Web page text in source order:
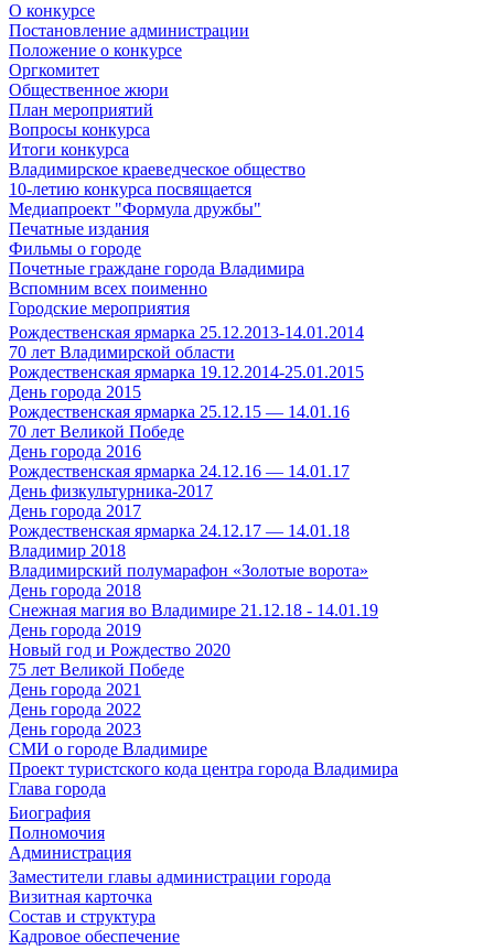
О конкурсе
Постановление администрации
Положение о конкурсе
Оргкомитет
Общественное жюри
План мероприятий
Вопросы конкурса
Итоги конкурса
Владимирское краеведческое общество
10-летию конкурса посвящается
Медиапроект "Формула дружбы"
Печатные издания
Фильмы о городе
Почетные граждане города Владимира
Вспомним всех поименно
Городские мероприятия
Рождественская ярмарка 25.12.2013-14.01.2014
70 лет Владимирской области
Рождественская ярмарка 19.12.2014-25.01.2015
День города 2015
Рождественская ярмарка 25.12.15 — 14.01.16
70 лет Великой Победе
День города 2016
Рождественская ярмарка 24.12.16 — 14.01.17
День физкультурника-2017
День города 2017
Рождественская ярмарка 24.12.17 — 14.01.18
Владимир 2018
Владимирский полумарафон «Золотые ворота»
День города 2018
Снежная магия во Владимире 21.12.18 - 14.01.19
День города 2019
Новый год и Рождество 2020
75 лет Великой Победе
День города 2021
День города 2022
День города 2023
СМИ о городе Владимире
Проект туристского кода центра города Владимира
Глава города
Биография
Полномочия
Администрация
Заместители главы администрации города
Визитная карточка
Состав и структура
Кадровое обеспечение